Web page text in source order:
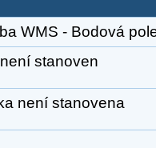
WMS - Bodová
stanoven
není stanovena